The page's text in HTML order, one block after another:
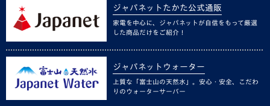
ジャパネットたかた公式通販
家電を中心に、ジャパネットが自信をもって厳選
した商品だけをご紹介！
ジャパネットウォーター
上質な「富士山の天然水」。安心・安全、こだわ
りのウォーターサーバー